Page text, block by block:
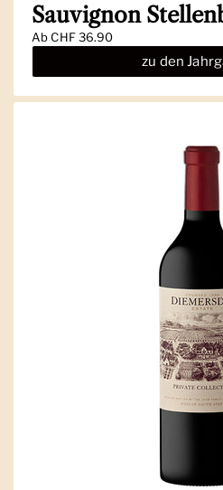
Sauvignon
AbCHF 36.90
zu den